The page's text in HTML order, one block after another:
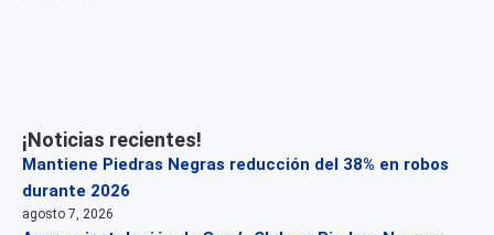
¡Noticias recientes!
Mantiene Piedras Negras reducción del 38% en robos
durante 2026
agosto 7, 2026